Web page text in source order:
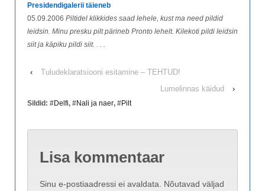
Presidendigalerii täieneb
05.09.2006 Piltidel klikkides saad lehele, kust ma need pildid
leidsin. Minu presku pilt pärineb Pronto lehelt. Kilekoti pildi leidsin
siit ja käpiku pildi siit. . . .
‹
Tuludeklaratsiooni esitamine – TEHTUD!
Lumelinnas käidud
›
Sildid: #Delfi, #Nali ja naer, #Pilt
Lisa kommentaar
Sinu e-postiaadressi ei avaldata.
Nõutavad väljad